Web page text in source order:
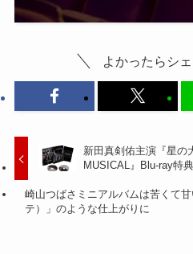
よかったらシ
新田真剣佑主演『星の
MUSICAL』Blu-ray特
崎山つばさミニアルバムは苦くて
テ）」のような仕上がりに